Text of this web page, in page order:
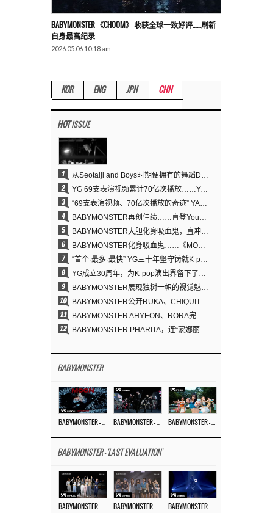
BABYMONSTER 《CHOOM》 收获全球一致好评……刷新
自身最高纪录
2026.05.06 10:18 am
KOR ENG JPN CHN
HOTISSUE
1
2 YG 69支表演视频累计70亿次播放……YANG HYUN SUK制作理念奏效
3
4
5
6
7
8
9
10 BABYMONSTER公开RUKA、CHIQUITA《MOON》视觉照 展现克制魅力与独特视觉风格
11
12
BABYMONSTER
BABYMONSTER - 'LAST EVALUATION'